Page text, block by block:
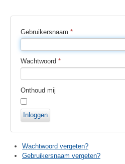
Gebruikersnaam *
Wachtwoord *
Onthoud mij
Inloggen
Wachtwoord vergeten?
Gebruikersnaam vergeten?